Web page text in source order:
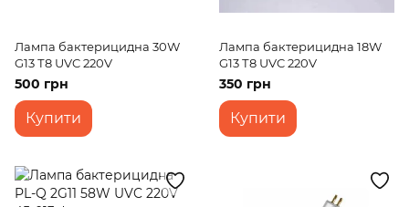
Лампа бактерицидна 30W
G13 Т8 UVC 220V
500 грн
Купити
Лампа бактерицидна 18W
G13 Т8 UVC 220V
350 грн
Купити